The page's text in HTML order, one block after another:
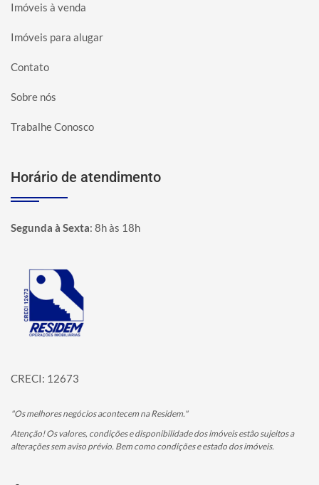
Imóveis à venda
Imóveis para alugar
Contato
Sobre nós
Trabalhe Conosco
Horário de atendimento
Segunda à Sexta: 8h às 18h
Página inicial
CRECI: 12673
"Os melhores negócios acontecem na Residem."
Atenção! Os valores, condições e disponibilidade dos imóveis estão sujeitos a
alterações sem aviso prévio. Bem como condições e estado dos imóveis.